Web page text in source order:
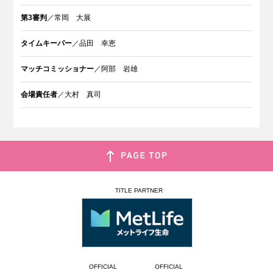
第3審判 ／常岡 大展
タイムキーパー ／品田 幸恵
マッチコミッショナー ／阿部 岩雄
会場責任者 ／大村 真司
TITLE PARTNER
OFFICIAL
OFFICIAL